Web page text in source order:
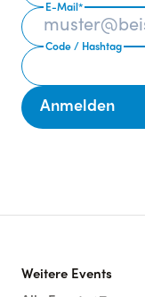
E-Mail *
Code / Hashtag
Anmelden
Weitere Events